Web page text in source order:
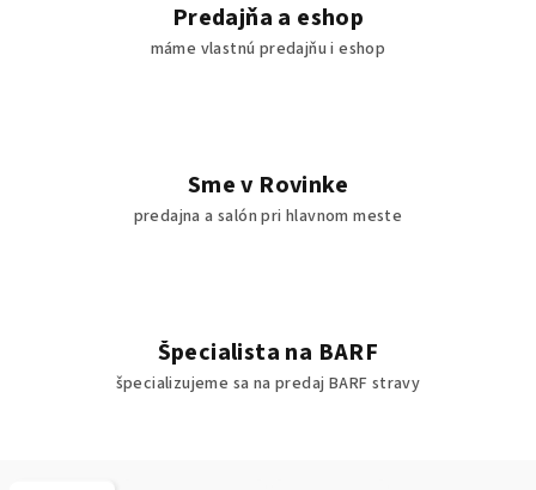
Predajňa a eshop
máme vlastnú predajňu i eshop
Sme v Rovinke
predajna a salón pri hlavnom meste
Špecialista na BARF
špecializujeme sa na predaj BARF stravy